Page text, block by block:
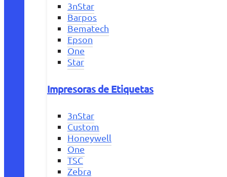
3nStar
Barpos
Bematech
Epson
One
Star
Impresoras de Etiquetas
3nStar
Custom
Honeywell
One
TSC
Zebra